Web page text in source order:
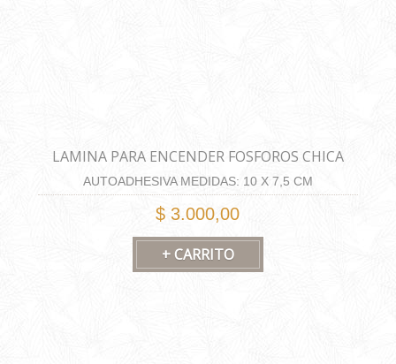
LAMINA PARA ENCENDER FOSFOROS CHICA
AUTOADHESIVA MEDIDAS: 10 X 7,5 CM
$ 3.000,00